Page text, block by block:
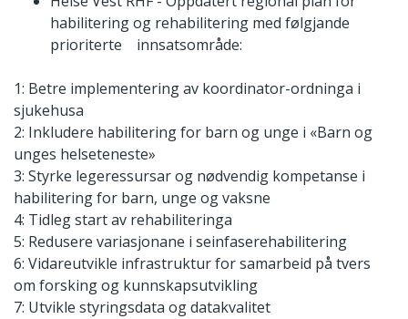
habilitering og rehabilitering med følgjande
prioriterte innsatsområde:
1: Betre implementering av koordinator-ordninga i
sjukehusa
2: Inkludere habilitering for barn og unge i «Barn og
unges helseteneste»
3: Styrke legeressursar og nødvendig kompetanse i
habilitering for barn, unge og vaksne
4: Tidleg start av rehabiliteringa
5: Redusere variasjonane i seinfaserehabilitering
6: Vidareutvikle infrastruktur for samarbeid på tvers
om forsking og kunnskapsutvikling
7: Utvikle styringsdata og datakvalitet